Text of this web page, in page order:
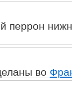
перрон
во